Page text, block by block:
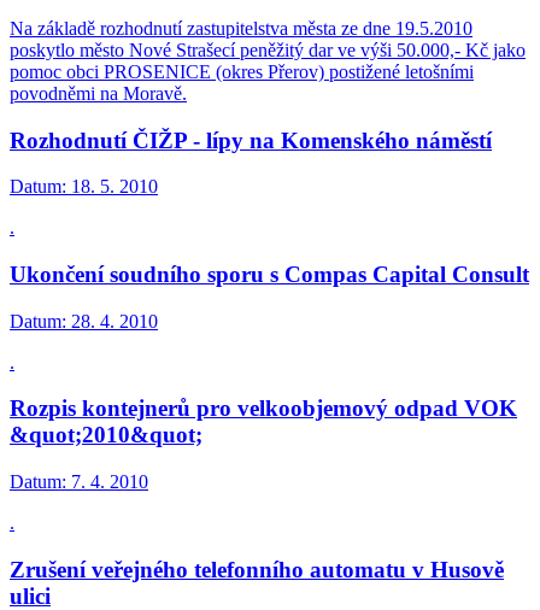
Na základě rozhodnutí zastupitelstva města ze dne 19.5.2010
poskytlo město Nové Strašecí peněžitý dar ve výši 50.000,- Kč jako
pomoc obci PROSENICE (okres Přerov) postižené letošními
povodněmi na Moravě.
Rozhodnutí ČIŽP - lípy na Komenského náměstí
Datum: 18. 5. 2010
.
Ukončení soudního sporu s Compas Capital Consult
Datum: 28. 4. 2010
.
Rozpis kontejnerů pro velkoobjemový odpad VOK
&quot;2010&quot;
Datum: 7. 4. 2010
.
Zrušení veřejného telefonního automatu v Husově
ulici